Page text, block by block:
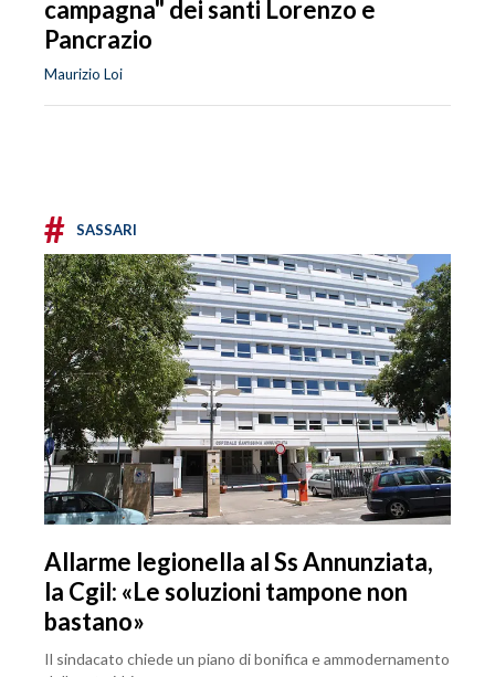
campagna" dei santi Lorenzo e
Pancrazio
Maurizio Loi
# SASSARI
Allarme legionella al Ss Annunziata,
la Cgil: «Le soluzioni tampone non
bastano»
Il sindacato chiede un piano di bonifica e ammodernamento